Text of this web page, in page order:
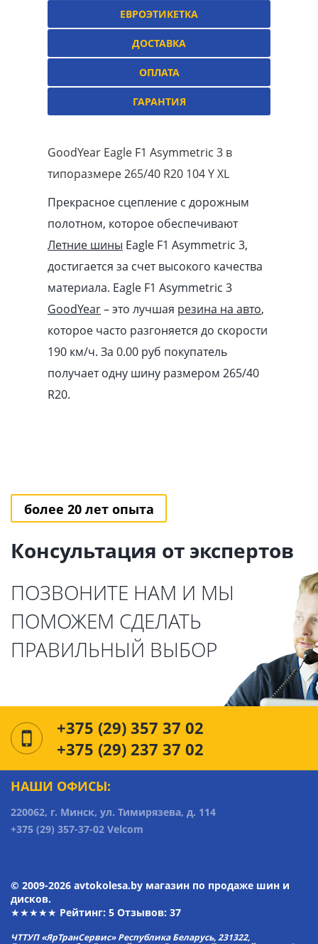
ЕВРОЭТИКЕТКА
ДОСТАВКА
ОПЛАТА
ГАРАНТИЯ
GoodYear Eagle F1 Asymmetric 3 в
типоразмере 265/40 R20 104 Y XL
Прекрасное сцепление с дорожным
полотном, которое обеспечивают
Летние шины Eagle F1 Asymmetric 3,
достигается за счет высокого качества
материала. Eagle F1 Asymmetric 3
GoodYear– это лучшая резина на авто,
которое часто разгоняется до скорости
190 км/ч. За 0.00 pуб покупатель
получает одну шину размером 265/40
R20.
более 20 лет опыта
Консультация от экспертов
ПОЗВОНИТЕ НАМ И МЫ
ПОМОЖЕМ СДЕЛАТЬ
ПРАВИЛЬНЫЙ ВЫБОР
+375 (29) 357 37 02
+375 (29) 237 37 02
НАШИ ОФИСЫ:
220062, г. Минск, ул. Тимирязева, д. 114
+375 (29) 357-37-02 Velcom
© 2009-2026 avtokolesa.by магазин по продаже шин и
дисков.
★★★★★ Рейтинг: 5 Отзывов: 37
ЧТТУП «ЯрТранСервис» Республика Беларусь, 231322,